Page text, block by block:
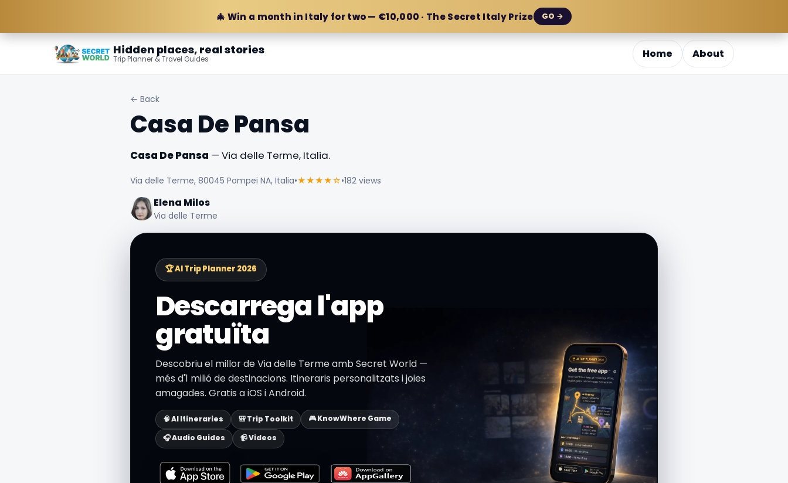
🎄 Win a month in Italy for two — €10,000 · The Secret Italy Prize GO →
Hidden places, real stories
Trip Planner & Travel Guides Home About
← Back
Casa De Pansa
Casa De Pansa — Via delle Terme, Italia.
Via delle Terme, 80045 Pompei NA, Italia•★★★★☆•182 views
Elena Milos
Via delle Terme
🏆 AI Trip Planner 2026
Descarrega l'app
gratuïta
Descobriu el millor de Via delle Terme amb Secret World —
més d'1 milió de destinacions. Itineraris personalitzats i joies
amagades. Gratis a iOS i Android.
🧠 AI Itineraries 🎒 Trip Toolkit
🎮 KnowWhere Game
🎧 Audio Guides
📹 Videos